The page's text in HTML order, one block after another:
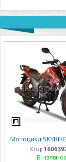
Мотоцикл
Код:
В